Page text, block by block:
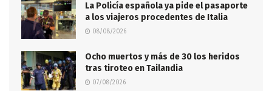
La Policía española ya pide el pasaporte
a los viajeros procedentes de Italia
08/08/2026
Ocho muertos y más de 30 los heridos
tras tiroteo en Tailandia
07/08/2026